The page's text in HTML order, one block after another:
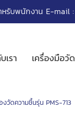
หรับพนักงาน E-mail :
เรา เครื่องมือวั
วัดความชื้นรุ่น PMS-713